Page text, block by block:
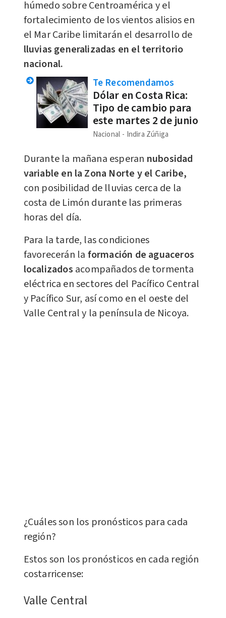
húmedo sobre Centroamérica y el
fortalecimiento de los vientos alisios en
el Mar Caribe limitarán el desarrollo de
lluvias generalizadas en el territorio
nacional.
Te Recomendamos
Dólar en Costa Rica:
Tipo de cambio para
este martes 2 de junio
Nacional Indira Zúñiga
Durante la mañana esperan nubosidad
variable en la Zona Norte y el Caribe,
con posibilidad de lluvias cerca de la
costa de Limón durante las primeras
horas del día.
Para la tarde, las condiciones
favorecerán la formación de aguaceros
localizados acompañados de tormenta
eléctrica en sectores del Pacífico Central
y Pacífico Sur, así como en el oeste del
Valle Central y la península de Nicoya.
¿Cuáles son los pronósticos para cada
región?
Estos son los pronósticos en cada región
costarricense:
Valle Central